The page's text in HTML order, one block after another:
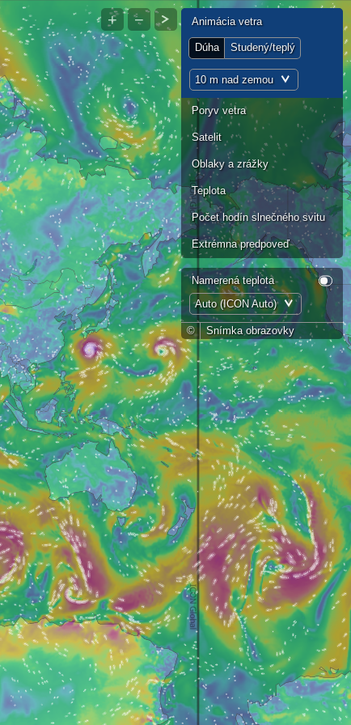
Namerená teplota
Auto (ICON Auto)
© Snímka obrazovky
Animácia vetra
Dúha Studený/teplý
10 m nad zemou
Poryv vetra
Satelit
Oblaky a zrážky
Teplota
Počet hodín slnečného svitu
Extrémna predpoveď
+ −